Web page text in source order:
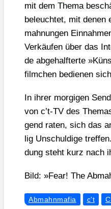
mit dem The­ma
beleuch­tet, mit denen
mah­nun­gen
Ver­käu­fen über das
de abge­half­ter­te
film­chen bedie­nen
In ihrer mor­gi­gen
von c’t-TV des
gend raten, sich das
lig Unschul­di­ge
dung steht kurz nach
Bild: »Fear! The
Abmahnmafia c't